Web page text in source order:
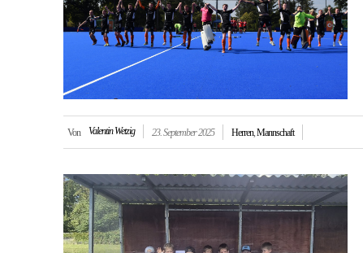
Von Valentin Wetzig 23. September 2025 Herren,Mannschaft